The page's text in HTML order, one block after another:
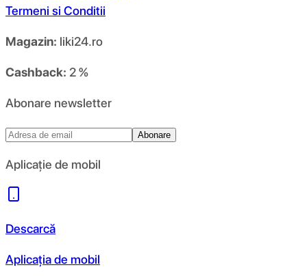
Termeni si Conditii
Magazin: liki24.ro
Cashback: 2 %
Abonare newsletter
Abonare
Aplicație de mobil
Descarcă
Aplicația de mobil